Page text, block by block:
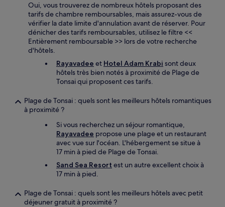
Oui, vous trouverez de nombreux hôtels proposant des
tarifs de chambre remboursables, mais assurez-vous de
vérifier la date limite d'annulation avant de réserver. Pour
dénicher des tarifs remboursables, utilisez le filtre <<
Entièrement remboursable >> lors de votre recherche
d'hôtels.
Rayavadee et Hotel Adam Krabi sont deux
hôtels très bien notés à proximité de Plage de
Tonsai qui proposent ces tarifs.
Plage de Tonsai : quels sont les meilleurs hôtels romantiques
à proximité ?
Si vous recherchez un séjour romantique,
Rayavadee propose une plage et un restaurant
avec vue sur l'océan. L'hébergement se situe à
17 min à pied de Plage de Tonsai.
Sand Sea Resort est un autre excellent choix à
17 min à pied.
Plage de Tonsai : quels sont les meilleurs hôtels avec petit
déjeuner gratuit à proximité ?